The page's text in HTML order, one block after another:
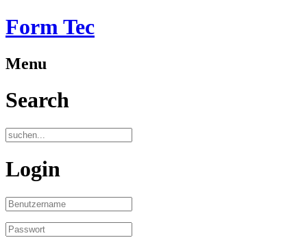
Form Tec
Menu
Search
Login